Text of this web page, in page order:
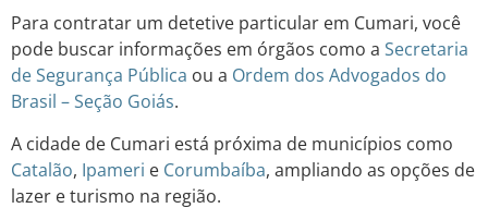
Para contratar um detetive particular em Cumari, você
pode buscar informações em órgãos como a Secretaria
de Segurança Pública ou a Ordem dos Advogados do
Brasil – Seção Goiás.
A cidade de Cumari está próxima de municípios como
Catalão, Ipameri e Corumbaíba, ampliando as opções de
lazer e turismo na região.